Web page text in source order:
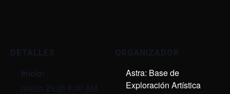
DETALLES
Inicio:
marzo 29 @ 8:00 AM
ORGANIZADOR
Astra: Base de
Exploración Artística